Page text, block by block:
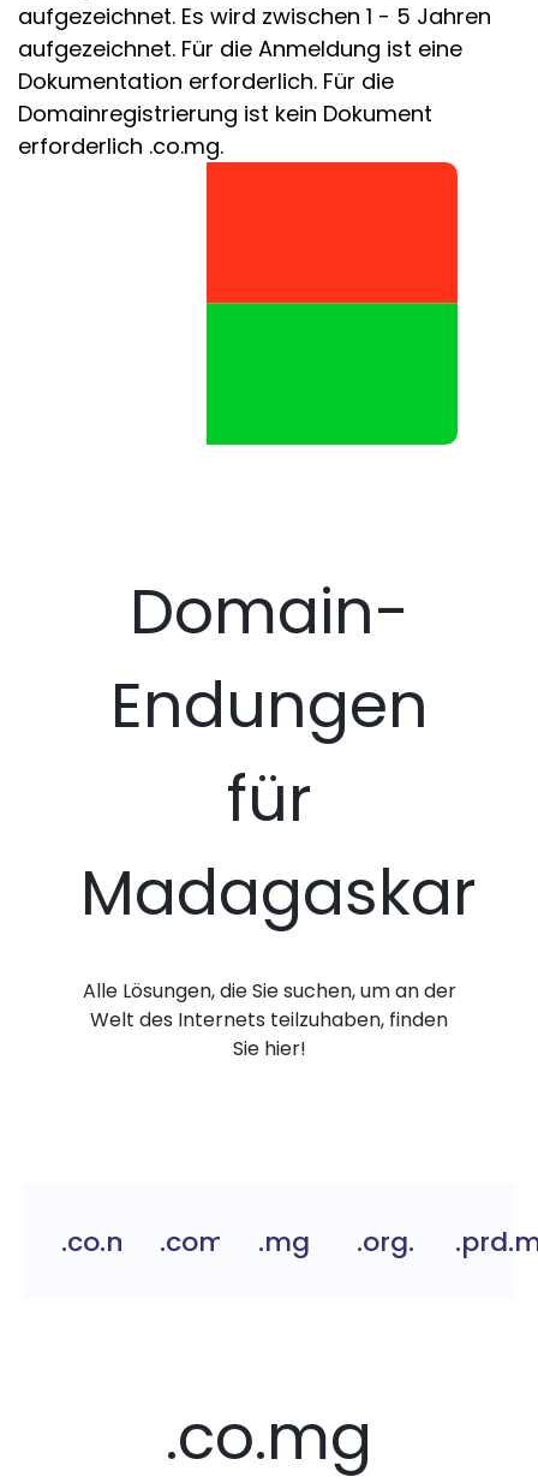
aufgezeichnet. Es wird zwischen 1 - 5 Jahren
aufgezeichnet. Für die Anmeldung ist eine
Dokumentation erforderlich. Für die
Domainregistrierung ist kein Dokument
erforderlich .co.mg.
Domain-
Endungen
für
Madagaskar
Alle Lösungen, die Sie suchen, um an der
Welt des Internets teilzuhaben, finden
Sie hier!
.co.mg .com.mg.mg .org.mg
.co.mg